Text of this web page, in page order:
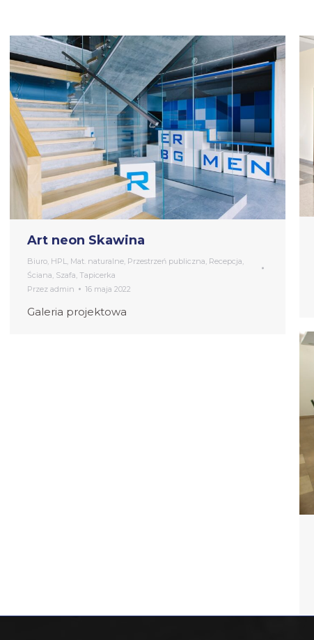
Art neon Skawina
Biuro, HPL, Mat. naturalne, Przestrzeń publiczna, Recepcja,
Ściana, Szafa, Tapicerka
Przez admin 16 maja 2022
Galeria projektowa